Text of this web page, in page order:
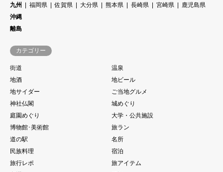
九州
福岡県 佐賀県 大分県 熊本県 長崎県 宮崎県
鹿児島県
沖縄
離島
カテゴリー
街道
温泉
地酒
地ビール
地サイダー
ご当地グルメ
神社仏閣
城めぐり
庭園めぐり
大学・公共施設
博物館･美術館
旅ラン
道の駅
名所
民族料理
宿泊
旅行レポ
旅アイテム